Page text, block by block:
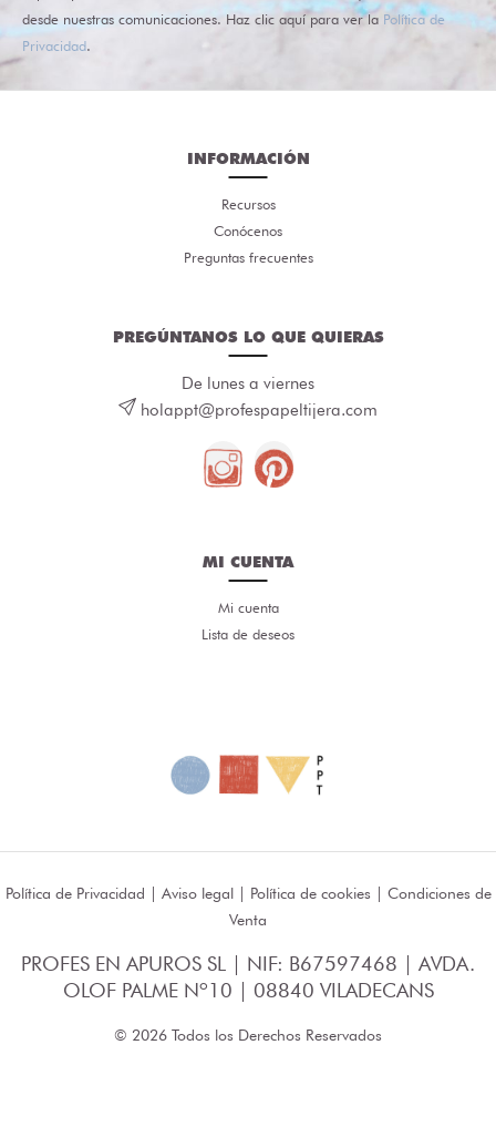
desde nuestras comunicaciones. Haz clic aquí para ver la Política de
Privacidad.
INFORMACIÓN
Recursos
Conócenos
Preguntas frecuentes
PREGÚNTANOS LO QUE QUIERAS
De lunes a viernes
holappt@profespapeltijera.com
MI CUENTA
Mi cuenta
Lista de deseos
Política de Privacidad | Aviso legal| Política de cookies | Condiciones de
Venta
PROFES EN APUROS SL | NIF: B67597468 | AVDA.
OLOF PALME Nº10 | 08840 VILADECANS
© 2026 Todos los Derechos Reservados